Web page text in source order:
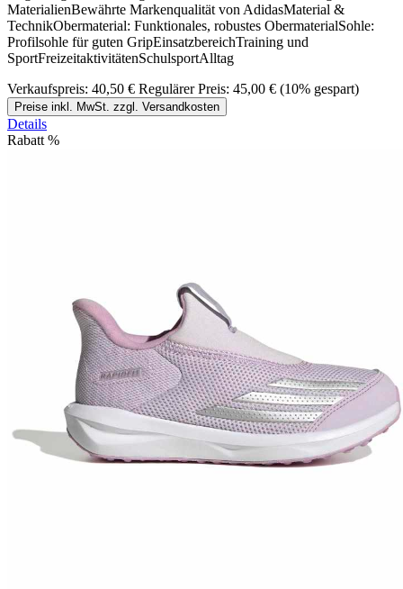
MaterialienBewährte Markenqualität von AdidasMaterial &
TechnikObermaterial: Funktionales, robustes ObermaterialSohle:
Profilsohle für guten GripEinsatzbereichTraining und
SportFreizeitaktivitätenSchulsportAlltag
Verkaufspreis: 40,50 € Regulärer Preis: 45,00 € (10% gespart)
Preise inkl. MwSt. zzgl. Versandkosten
Details
Rabatt %